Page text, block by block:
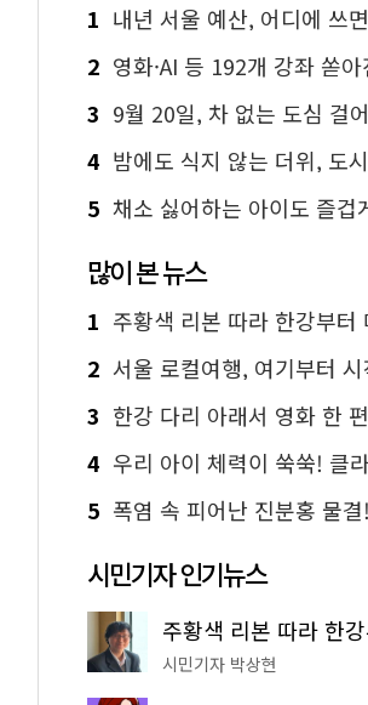
1 내년 서울 예산, 어디에 쓰면 좋을까요?
2 영화·AI 등 192개 강좌 쏟아진다! 서울시민대
3 9월 20일, 차 없는 도심 걸어요…'서울 걷자 페스티
4 밤에도 식지 않는 더위, 도시를 식히는 시
5 채소 싫어하는 아이도 즐겁게 냠냠! '찾아가는 서울시
많이 본 뉴스
1 주황색 리본 따라 한강부터 메타세쿼이아 숲길까지…
2 서울 로컬여행, 여기부터 시작하세요 '
3 한강 다리 아래서 영화 한 편! '다리밑 영
4 우리 아이 체력이 쑥쑥! 클라이밍 키즈카페·
5 폭염 속 피어난 진분홍 물결! 국립중앙박물관
시민기자 인기뉴스
시민기자 박상현